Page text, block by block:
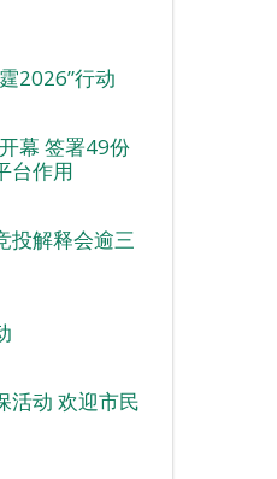
2026”行动
幕 签署49份
台作用
投解释会逾三
活动 欢迎市民